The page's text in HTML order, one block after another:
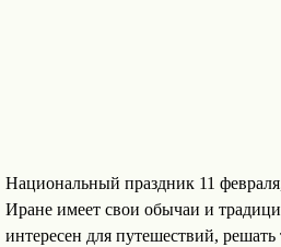
Национальный праздник 11
Иране имеет свои обычаи и
интересен для путешествий,